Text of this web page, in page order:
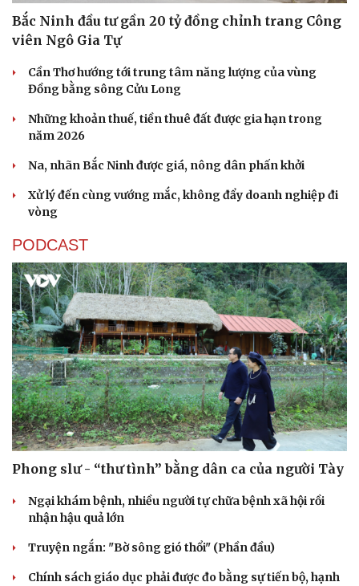
Bắc Ninh đầu tư gần 20 tỷ đồng chỉnh trang Công
viên Ngô Gia Tự
Cần Thơ hướng tới trung tâm năng lượng của vùng
Đồng bằng sông Cửu Long
Những khoản thuế, tiền thuê đất được gia hạn trong
năm 2026
Na, nhãn Bắc Ninh được giá, nông dân phấn khởi
Xử lý đến cùng vướng mắc, không đẩy doanh nghiệp đi
vòng
PODCAST
Phong slư - “thư tình” bằng dân ca của người Tày
Ngại khám bệnh, nhiều người tự chữa bệnh xã hội rồi
nhận hậu quả lớn
Truyện ngắn: "Bờ sông gió thổi" (Phần đầu)
Chính sách giáo dục phải được đo bằng sự tiến bộ, hạnh